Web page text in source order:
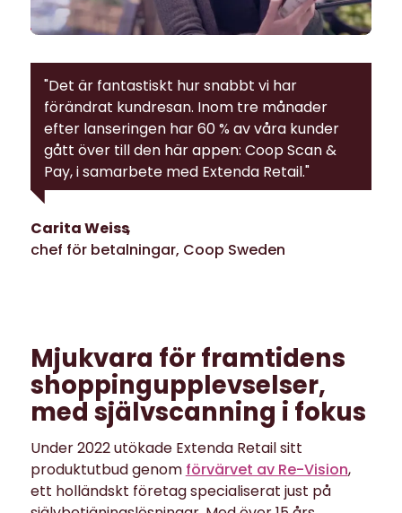
"Det är fantastiskt hur snabbt vi har
förändrat kundresan. Inom tre månader
efter lanseringen har 60 % av våra kunder
gått över till den här appen: Coop Scan &
Pay, i samarbete med Extenda Retail."
Carita Weiss
chef för betalningar, Coop Sweden
Mjukvara för framtidens
shoppingupplevselser,
med självscanning i fokus
Under 2022 utökade Extenda Retail sitt
produktutbud genom förvärvet av Re-Vision,
ett holländskt företag specialiserat just på